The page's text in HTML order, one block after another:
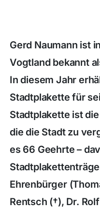
Gerd Naumann ist
Vogtland bekannt
In diesem Jahr
Stadtplakette für
Stadtplakette ist
die die Stadt zu
es 66 Geehrte –
Ehrenbürger
Rentsch (†), Dr.